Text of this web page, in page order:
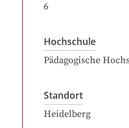
6
Hochschule
Pädagogische
Standort
Heidelberg